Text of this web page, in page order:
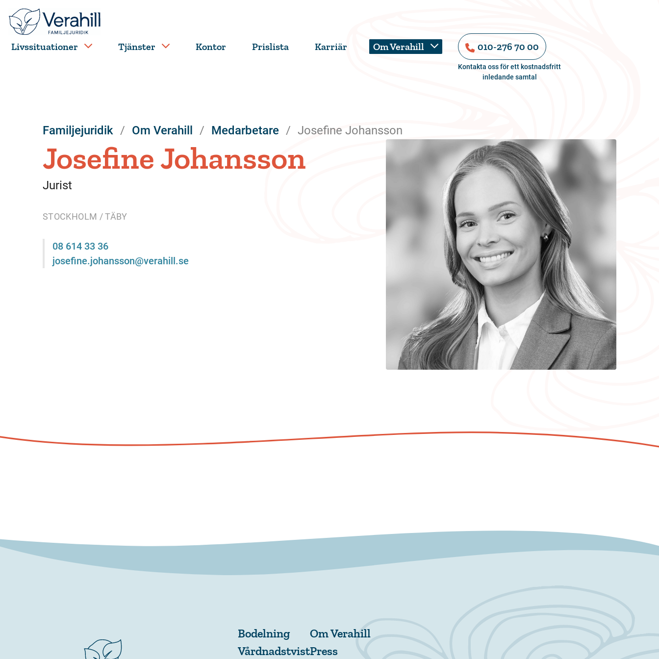
Livssituationer Tjänster Kontor Prislista Karriär Om Verahill 010-276 70 00
Kontakta oss för ett kostnadsfritt
inledande samtal
Familjejuridik Om Verahill Medarbetare Josefine Johansson
Josefine Johansson
Jurist
STOCKHOLM / TÄBY
08 614 33 36
josefine.johansson@verahill.se
Bodelning
Vårdnadstvist
Om Verahill
Press